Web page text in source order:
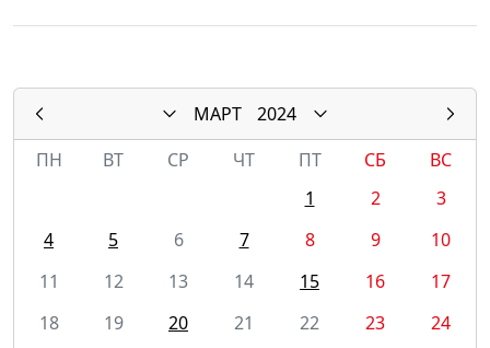
МАРТ
2024
ПН
ВТ СР ЧТ ПТ СБ
ВС
1
2
3
4
5 6 7 8 9
10
11
12 13 14 15 16
17
18
19 20 21 22 23
24